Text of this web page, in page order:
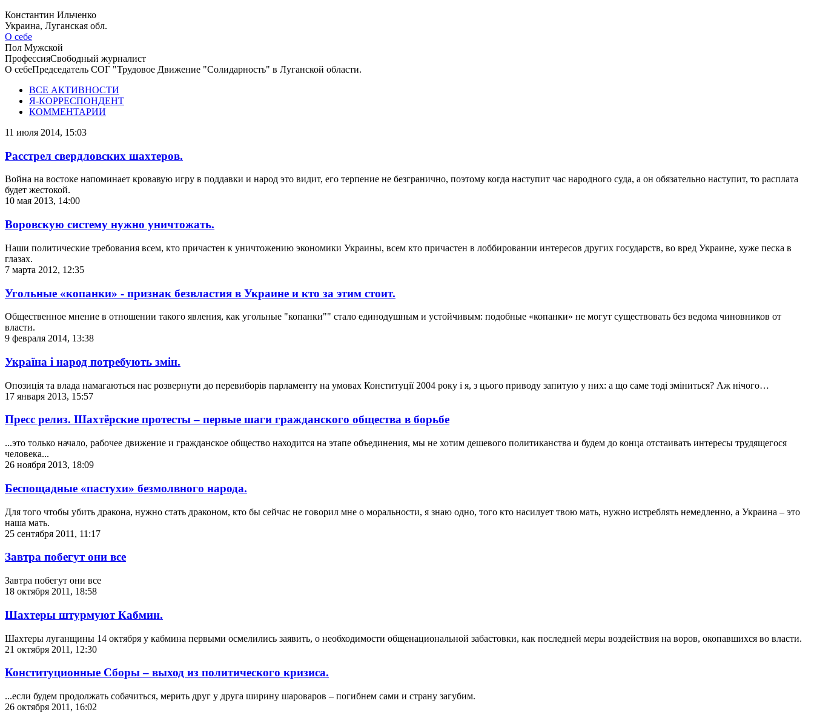
Константин Ильченко
Украина, Луганская обл.
О себе
Пол Мужской
ПрофессияСвободный журналист
О себеПредседатель СОГ "Трудовое Движение "Солидарность" в Луганской области.
ВСЕ АКТИВНОСТИ
Я-КОРРЕСПОНДЕНТ
КОММЕНТАРИИ
11 июля 2014, 15:03
Расстрел свердловских шахтеров.
Война на востоке напоминает кровавую игру в поддавки и народ это видит, его терпение не безгранично, поэтому когда наступит час народного суда, а он обязательно наступит, то расплата
будет жестокой.
10 мая 2013, 14:00
Воровскую систему нужно уничтожать.
Наши политические требования всем, кто причастен к уничтожению экономики Украины, всем кто причастен в лоббировании интересов других государств, во вред Украине, хуже песка в
глазах.
7 марта 2012, 12:35
Угольные «копанки» - признак безвластия в Украине и кто за этим стоит.
Общественное мнение в отношении такого явления, как угольные "копанки"" стало единодушным и устойчивым: подобные «копанки» не могут существовать без ведома чиновников от
власти.
9 февраля 2014, 13:38
Україна і народ потребують змін.
Опозиція та влада намагаються нас розвернути до перевиборів парламенту на умовах Конституції 2004 року і я, з цього приводу запитую у них: а що саме тоді зміниться? Аж нічого…
17 января 2013, 15:57
Пресс релиз. Шахтёрские протесты – первые шаги гражданского общества в борьбе
...это только начало, рабочее движение и гражданское общество находится на этапе объединения, мы не хотим дешевого политиканства и будем до конца отстаивать интересы трудящегося
человека...
26 ноября 2013, 18:09
Беспощадные «пастухи» безмолвного народа.
Для того чтобы убить дракона, нужно стать драконом, кто бы сейчас не говорил мне о моральности, я знаю одно, того кто насилует твою мать, нужно истреблять немедленно, а Украина – это
наша мать.
25 сентября 2011, 11:17
Завтра побегут они все
Завтра побегут они все
18 октября 2011, 18:58
Шахтеры штурмуют Кабмин.
Шахтеры луганщины 14 октября у кабмина первыми осмелились заявить, о необходимости общенациональной забастовки, как последней меры воздействия на воров, окопавшихся во власти.
21 октября 2011, 12:30
Конституционные Сборы – выход из политического кризиса.
...если будем продолжать собачиться, мерить друг у друга ширину шароваров – погибнем сами и страну загубим.
26 октября 2011, 16:02